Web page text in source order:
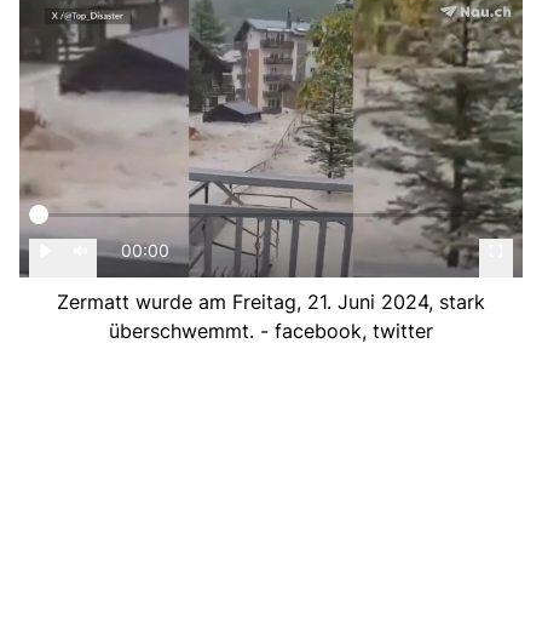
00:00
Zermatt wurde am Freitag, 21. Juni 2024, stark
überschwemmt. - facebook, twitter